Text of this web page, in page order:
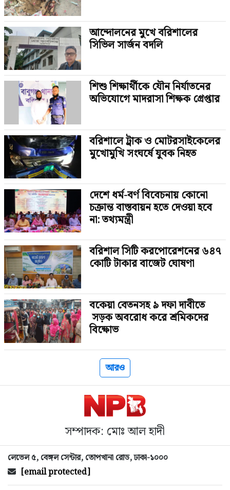
আন্দোলনের মুখে বরিশালের
সিভিল সার্জন বদলি
শিশু শিক্ষার্থীকে যৌন নির্যাতনের
অভিযোগে মাদরাসা শিক্ষক গ্রেপ্তার
বরিশালে ট্রাক ও মোটরসাইকেলের
মুখোমুখি সংঘর্ষে যুবক নিহত
দেশে ধর্ম-বর্ণ বিবেচনায় কোনো
চক্রান্ত বাস্তবায়ন হতে দেওয়া হবে
না: তথ্যমন্ত্রী
বরিশাল সিটি করপোরেশনের ৬৪৭
কোটি টাকার বাজেট ঘোষণা
বকেয়া বেতনসহ ৯ দফা দাবীতে
সড়ক অবরোধ করে শ্র‍মিকদের
বিক্ষোভ
আরও
সম্পাদক: মোঃ আল হাদী
লেভেল ৫, বেঙ্গল সেন্টার, তোপখানা রোড, ঢাকা-১০০০
[email protected]